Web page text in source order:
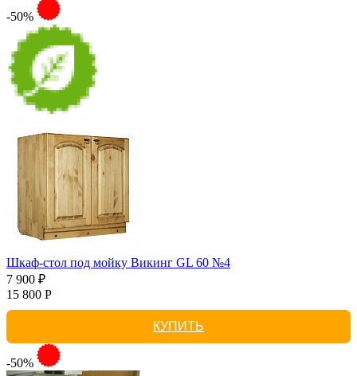
-50%
Шкаф-стол под мойку Викинг GL 60 №4
7 900 ₽
15 800 Р
КУПИТЬ
-50%